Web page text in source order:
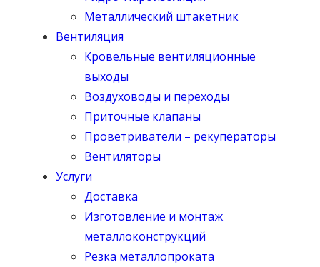
Металлический штакетник
Вентиляция
Кровельные вентиляционные
выходы
Воздуховоды и переходы
Приточные клапаны
Проветриватели – рекуператоры
Вентиляторы
Услуги
Доставка
Изготовление и монтаж
металлоконструкций
Резка металлопроката